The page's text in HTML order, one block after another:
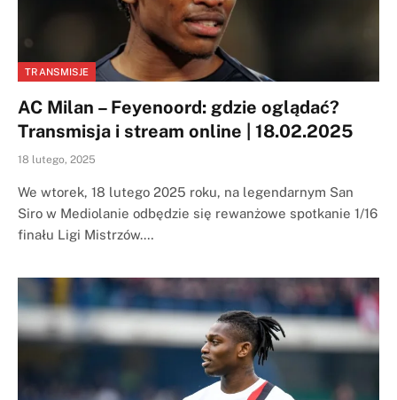
TRANSMISJE
AC Milan – Feyenoord: gdzie oglądać?
Transmisja i stream online | 18.02.2025
18 lutego, 2025
We wtorek, 18 lutego 2025 roku, na legendarnym San
Siro w Mediolanie odbędzie się rewanżowe spotkanie 1/16
finału Ligi Mistrzów.…